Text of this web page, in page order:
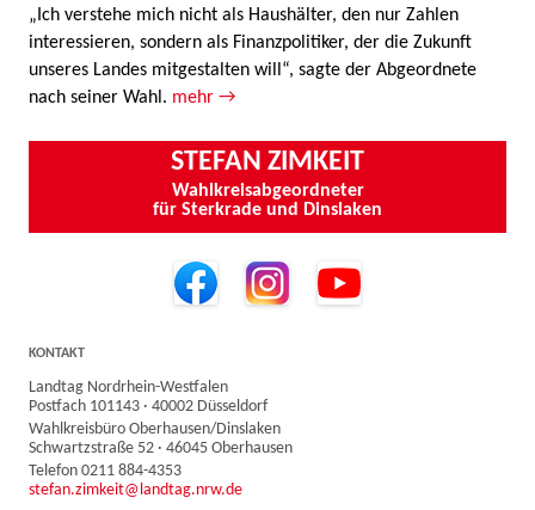
„Ich verstehe mich nicht als Haushälter, den nur Zahlen
interessieren, sondern als Finanzpolitiker, der die Zukunft
unseres Landes mitgestalten will“, sagte der Abgeordnete
nach seiner Wahl. mehr →
STEFAN ZIMKEIT
Wahlkreisabgeordneter
für Sterkrade und Dinslaken
KONTAKT
Landtag Nordrhein-Westfalen
Postfach 101143 · 40002 Düsseldorf
Wahlkreisbüro Oberhausen/Dinslaken
Schwartzstraße 52 · 46045 Oberhausen
Telefon 0211 884-4353
stefan.zimkeit@landtag.nrw.de